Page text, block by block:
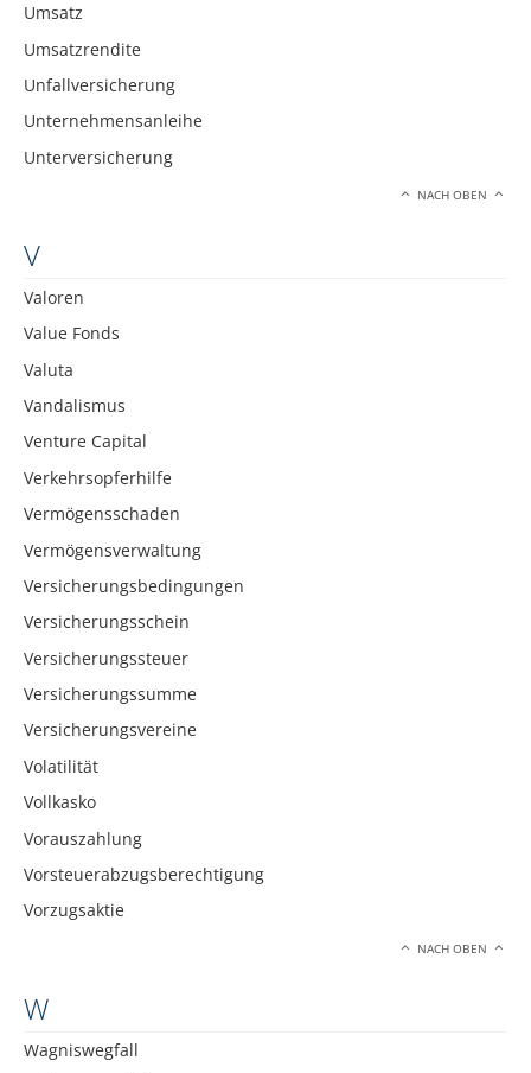
Umsatz
Umsatzrendite
Unfallversicherung
Unternehmensanleihe
Unterversicherung
NACH OBEN
V
Valoren
Value Fonds
Valuta
Vandalismus
Venture Capital
Verkehrsopferhilfe
Vermögensschaden
Vermögensverwaltung
Versicherungsbedingungen
Versicherungsschein
Versicherungssteuer
Versicherungssumme
Versicherungsvereine
Volatilität
Vollkasko
Vorauszahlung
Vorsteuerabzugsberechtigung
Vorzugsaktie
NACH OBEN
W
Wagniswegfall